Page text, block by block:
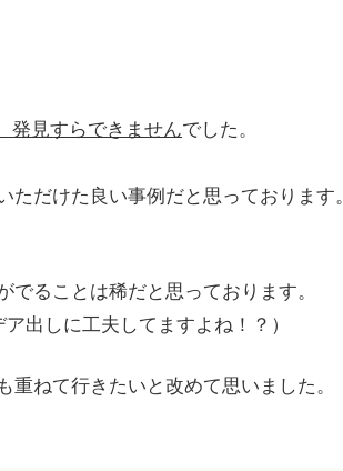
発見すらできませんでした。
だけた良い事例だと思っております。
ることは稀だと思っております。
出しに工夫してますよね！？）
ねて行きたいと改めて思いました。